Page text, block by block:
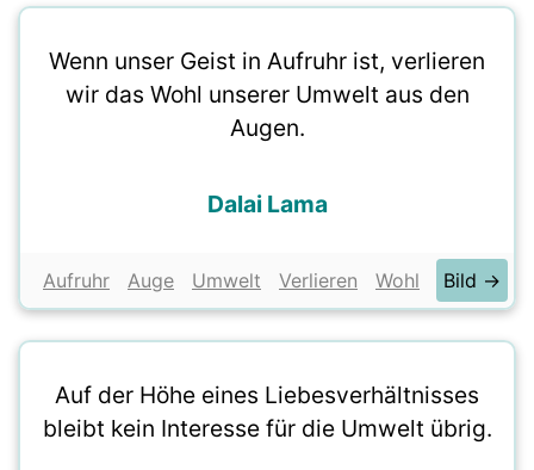
Wenn unser Geist in Aufruhr ist, verlieren
wir das Wohl unserer Umwelt aus den
Augen.
Dalai Lama
Aufruhr Auge Umwelt Verlieren Wohl Bild →
Auf der Höhe eines Liebesverhältnisses
bleibt kein Interesse für die Umwelt übrig.